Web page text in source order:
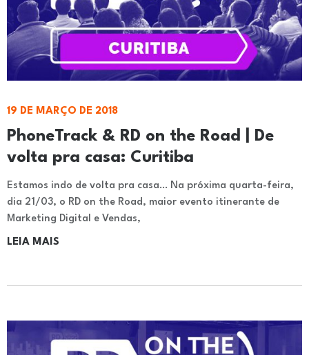
PhoneTrack & RD on the Road | De
volta pra casa: Curitiba
19 DE MARÇO DE 2018
Estamos indo de volta pra casa… Na próxima quarta-feira,
dia 21/03, o RD on the Road, maior evento itinerante de
Marketing Digital e Vendas,
LEIA MAIS